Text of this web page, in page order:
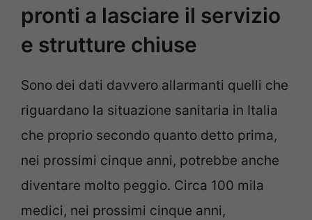
pronti a lasciare il servizio
e strutture chiuse
Sono dei dati davvero allarmanti quelli che
riguardano la situazione sanitaria in Italia
che proprio secondo quanto detto prima,
nei prossimi cinque anni, potrebbe anche
diventare molto peggio. Circa 100 mila
medici, nei prossimi cinque anni,